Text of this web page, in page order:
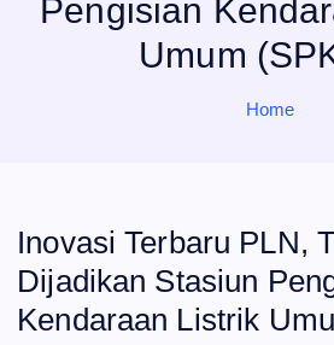
Pengisian
Umum
Home
Inovasi Terbaru PLN,
Dijadikan Stasiun
Kendaraan Listrik